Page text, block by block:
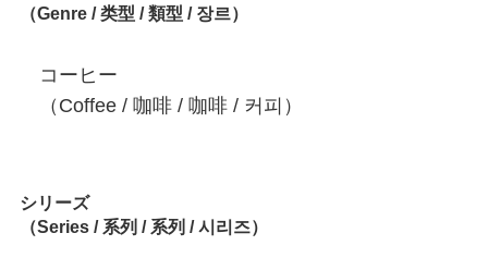
（Genre / 类型 / 類型 / 장르）
コーヒー
（Coffee / 咖啡 / 咖啡 / 커피）
シリーズ
（Series / 系列 / 系列 / 시리즈）